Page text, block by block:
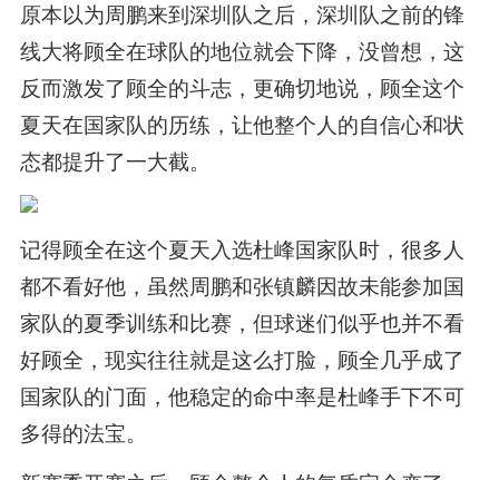
原本以为周鹏来到深圳队之后，深圳队之前的锋
线大将顾全在球队的地位就会下降，没曾想，这
反而激发了顾全的斗志，更确切地说，顾全这个
夏天在国家队的历练，让他整个人的自信心和状
态都提升了一大截。
记得顾全在这个夏天入选杜峰国家队时，很多人
都不看好他，虽然周鹏和张镇麟因故未能参加国
家队的夏季训练和比赛，但球迷们似乎也并不看
好顾全，现实往往就是这么打脸，顾全几乎成了
国家队的门面，他稳定的命中率是杜峰手下不可
多得的法宝。